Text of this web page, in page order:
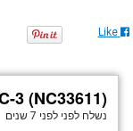
Like
3 (NC33611)
נשלח לפנילפני 7 שנים